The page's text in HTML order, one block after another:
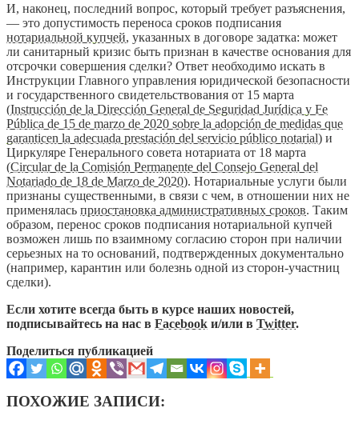
И, наконец, последний вопрос, который требует разъяснения,
— это допустимость переноса сроков подписания
нотариальной купчей, указанных в договоре задатка: может
ли санитарный кризис быть признан в качестве основания для
отсрочки совершения сделки? Ответ необходимо искать в
Инструкции Главного управления юридической безопасности
и государственного свидетельствования от 15 марта
(Instrucción de la Dirección General de Seguridad Jurídica y Fe
Pública de 15 de marzo de 2020 sobre la adopción de medidas que
garanticen la adecuada prestación del servicio público notarial) и
Циркуляре Генерального совета нотариата от 18 марта
(Circular de la Comisión Permanente del Consejo General del
Notariado de 18 de Marzo de 2020). Нотариальные услуги были
признаны существенными, в связи с чем, в отношении них не
применялась приостановка административных сроков. Таким
образом, перенос сроков подписания нотариальной купчей
возможен лишь по взаимному согласию сторон при наличии
серьезных на то оснований, подтвержденных документально
(например, карантин или болезнь одной из сторон-участниц
сделки).
Если хотите всегда быть в курсе наших новостей,
подписывайтесь на нас в Facebook и/или в Twitter.
Поделиться публикацией
ПОХОЖИЕ ЗАПИСИ: